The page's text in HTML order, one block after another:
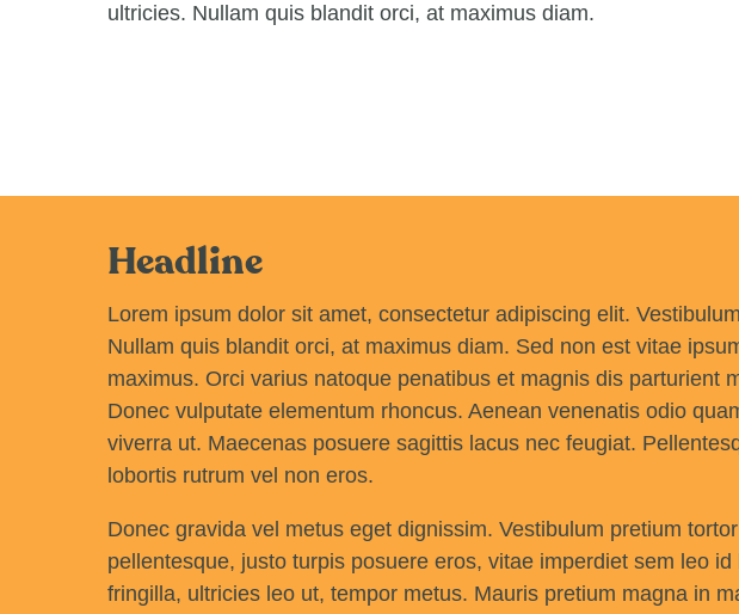
ultricies. Nullam quis blandit orci, at maximus diam.
Headline
​​​​Lorem ipsum dolor sit amet, consectetur adipiscing elit.
Nullam quis blandit orci, at maximus diam. Sed non est vitae
maximus. Orci varius natoque penatibus et magnis dis parturient
Donec vulputate elementum rhoncus. Aenean venenatis odio
viverra ut. Maecenas posuere sagittis lacus nec feugiat.
lobortis rutrum vel non eros.
Donec gravida vel metus eget dignissim. Vestibulum pretium
pellentesque, justo turpis posuere eros, vitae imperdiet sem leo
fringilla, ultricies leo ut, tempor metus. Mauris pretium magna in